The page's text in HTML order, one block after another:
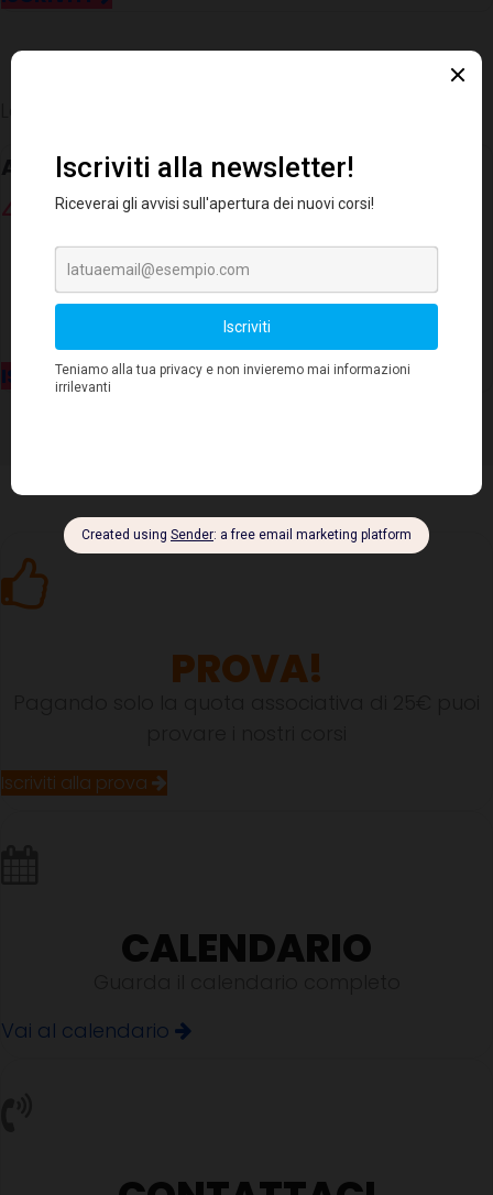
ANNUALE
460.00€
Solo per Bande Nere e Bovisa
25 lezioni, 37,5 ore, da 12 a 17 anni
Frequenza Monosettimanale
ISCRIVITI
PROVA!
Iscriviti alla prova
CALENDARIO
Vai al calendario